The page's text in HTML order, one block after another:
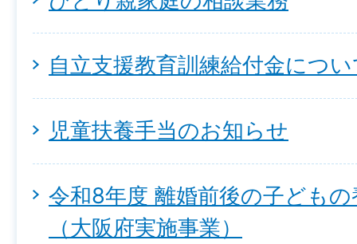
自立支援教育訓練給付金につ
児童扶養手当のお知らせ
令和8年度 離婚前後の子ども
（大阪府実施事業）